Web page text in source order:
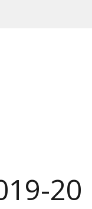
20